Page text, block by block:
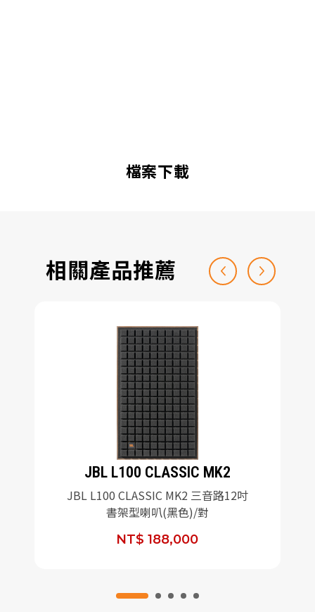
檔案下載
相關產品推薦
JBL L100 CLASSIC MK2
JBL L100 CLASSIC MK2 三音路12吋
書架型喇叭(黑色)/對
NT$ 188,000